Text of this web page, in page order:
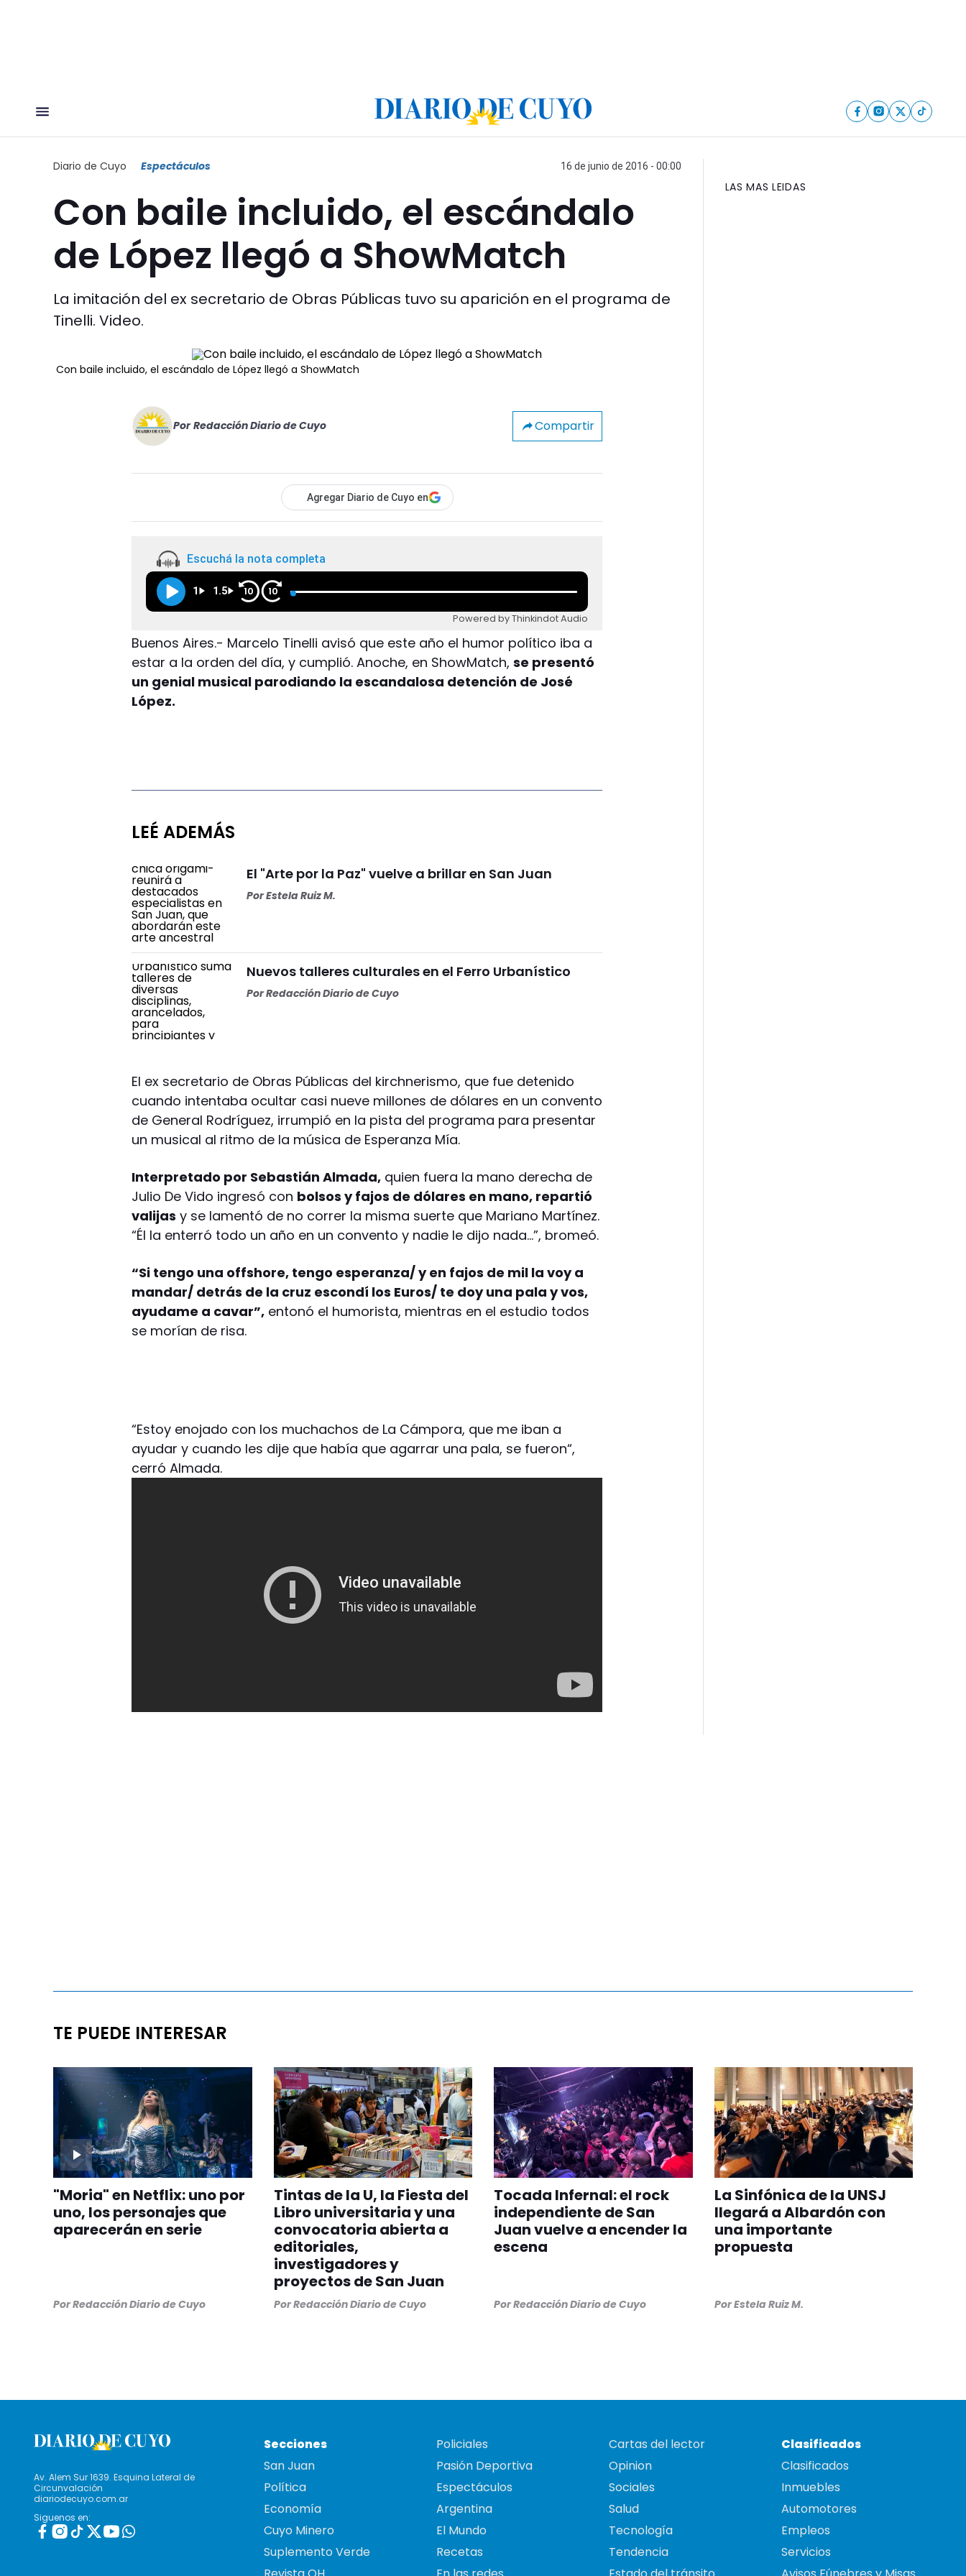
Diario de Cuyo Espectáculos 16 de junio de 2016 - 00:00
Con baile incluido, el escándalo
de López llegó a ShowMatch
La imitación del ex secretario de Obras Públicas tuvo su aparición en el programa de
Tinelli. Video.
Con baile incluido, el escándalo de López llegó a ShowMatch
Por Redacción Diario de Cuyo Compartir
Agregar Diario de Cuyo en
Escuchá la nota completa
1 1.5 10 10
Powered by Thinkindot Audio
Buenos Aires.- Marcelo Tinelli avisó que este año el humor político iba a
estar a la orden del día, y cumplió. Anoche, en ShowMatch,se presentó
un genial musical parodiando la escandalosa detención de José
López.
LEÉ ADEMÁS
El "Arte por la Paz" vuelve a brillar en San Juan
PorEstela Ruiz M.
Nuevos talleres culturales en el Ferro Urbanístico
PorRedacción Diario de Cuyo
El ex secretario de Obras Públicas del kirchnerismo, que fue detenido
cuando intentaba ocultar casi nueve millones de dólares en un convento
de General Rodríguez, irrumpió en la pista del programa para presentar
un musical al ritmo de la música de Esperanza Mía.
Interpretado por Sebastián Almada, quien fuera la mano derecha de
Julio De Vido ingresó con bolsos y fajos de dólares en mano, repartió
valijas y se lamentó de no correr la misma suerte que Mariano Martínez.
“Él la enterró todo un año en un convento y nadie le dijo nada…”, bromeó.
“Si tengo una offshore, tengo esperanza/ y en fajos de mil la voy a
mandar/ detrás de la cruz escondí los Euros/ te doy una pala y vos,
ayudame a cavar”, entonó el humorista, mientras en el estudio todos
se morían de risa.
“Estoy enojado con los muchachos de La Cámpora, que me iban a
ayudar y cuando les dije que había que agarrar una pala, se fueron“,
cerró Almada.
LAS MAS LEIDAS
TE PUEDE INTERESAR
"Moria" en Netflix: uno por
uno, los personajes que
aparecerán en serie
PorRedacción Diario de Cuyo
Tintas de la U, la Fiesta del
Libro universitaria y una
convocatoria abierta a
editoriales,
investigadores y
proyectos de San Juan
PorRedacción Diario de Cuyo
Tocada Infernal: el rock
independiente de San
Juan vuelve a encender la
escena
PorRedacción Diario de Cuyo
La Sinfónica de la UNSJ
llegará a Albardón con
una importante
propuesta
PorEstela Ruiz M.
Av. Alem Sur 1639. Esquina Lateral de
Circunvalación
diariodecuyo.com.ar
Siguenos en:
Secciones
San Juan
Política
Economía
Cuyo Minero
Suplemento Verde
Policiales
Pasión Deportiva
Espectáculos
Argentina
El Mundo
Recetas
Cartas del lector
Opinion
Sociales
Salud
Tecnología
Tendencia
Clasificados
Clasificados
Inmuebles
Automotores
Empleos
Servicios